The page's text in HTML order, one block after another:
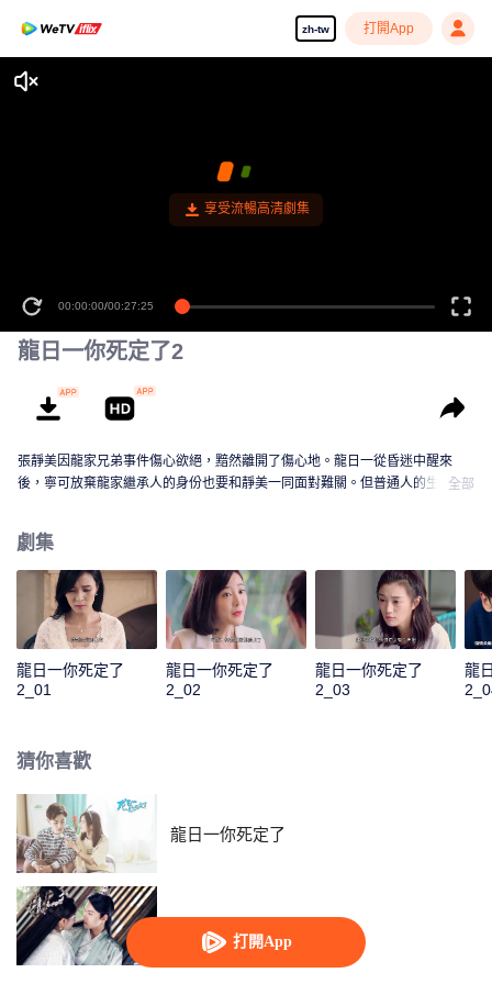
zh-tw 打開App
打開App
享受流暢高清劇集
00:00:00/00:27:25
龍日一你死定了2
張靜美因龍家兄弟事件傷心欲絕，黯然離開了傷心地。龍日一從昏迷中醒來
後，寧可放棄龍家繼承人的身份也要和靜美一同面對難關。但普通人的生活並
的生活再度掀起波瀾。
全部
劇集
龍日一你死定了
2_01
龍日一你死定了
2_02
龍日一你死定了
2_03
龍
猜你喜歡
龍日一你死定了